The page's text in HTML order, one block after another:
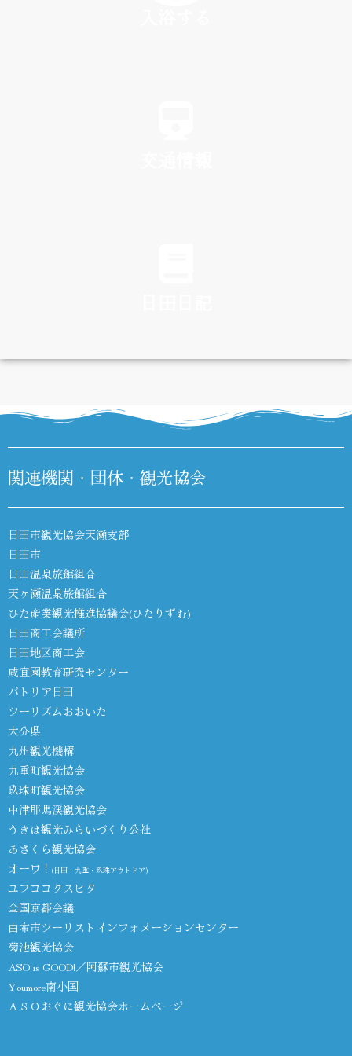
DIARY
関連機関・団体・観光協会
日田市観光協会天瀬支部
日田市
日田温泉旅館組合
天ヶ瀬温泉旅館組合
ひた産業観光推進協議会(ひたりずむ)
日田商工会議所
日田地区商工会
咸宜園教育研究センター
パトリア日田
ツーリズムおおいた
大分県
九州観光機構
九重町観光協会
玖珠町観光協会
中津耶馬渓観光協会
うきは観光みらいづくり公社
あさくら観光協会
オーワ！ (日田・九重・玖珠アウトドア)
ユフココクスヒタ
全国京都会議
由布市ツーリストインフォメーションセンター
菊池観光協会
ASO is GOOD!／阿蘇市観光協会
Youmore南小国
ＡＳＯおぐに観光協会ホームページ